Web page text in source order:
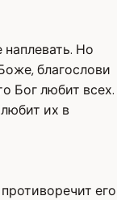
Но
благослови
Бог любит всех.
их в
его